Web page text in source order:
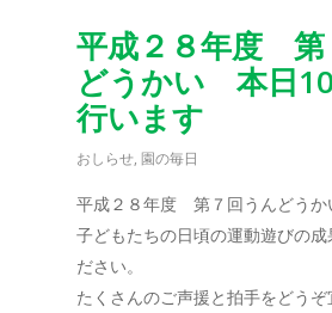
平成２８年度 第
どうかい 本日
行います
おしらせ, 園の毎日
平成２８年度 第７回うんどうか
子どもたちの日頃の運動遊びの成
ださい。
たくさんのご声援と拍手をどう